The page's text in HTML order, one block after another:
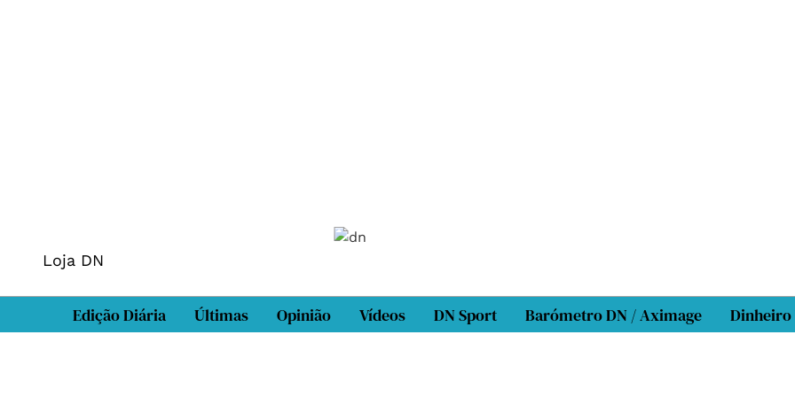
Loja DN
Edição Diária Últimas Opinião Vídeos DN Sport Barómetro DN / Aximage Dinheiro